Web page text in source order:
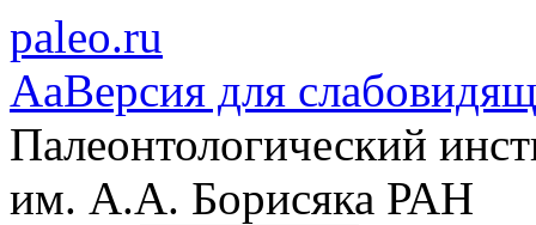
paleo.ru
AaВерсия для
Палеонтологический
им. А.А. Борисяка РАН